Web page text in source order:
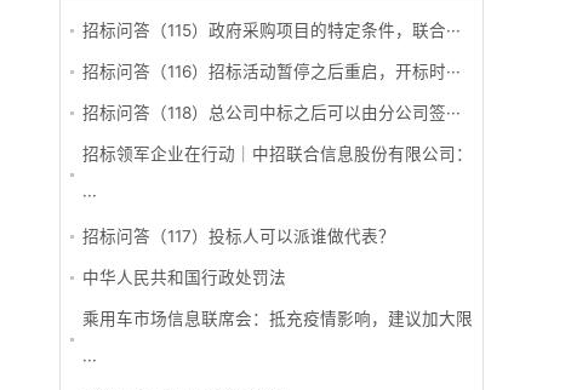
招标问答（115）政府采购项目的特定条件，联合···
招标问答（116）招标活动暂停之后重启，开标时···
招标问答（118）总公司中标之后可以由分公司签···
招标领军企业在行动｜中招联合信息股份有限公司：
···
招标问答（117）投标人可以派谁做代表？
中华人民共和国行政处罚法
乘用车市场信息联席会：抵充疫情影响，建议加大限
···